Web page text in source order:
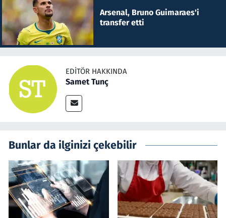
Arsenal, Bruno Guimaraes'i
transfer etti
EDITÖR HAKKINDA
Samet Tunç
Bunlar da ilginizi çekebilir